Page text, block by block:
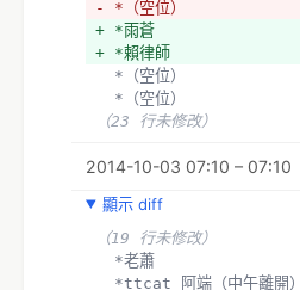
+ *Ronny (提醒：場地更改
+ *kirby (提醒：場地更改
+ *Peggy (但是下午得離
+ *Shelling Ford (提醒：
+ *老蕭 (提醒：場地更改囉
+ *Silva （中午得先走）(
+ *賴律師 (提醒：場地更改
  *（空位）
  *（空位）
（23 行未修改）
- *（空位）
+ *雨蒼
+ *賴律師
  *（空位）
  *（空位）
（23 行未修改）
2014-10-03 07:10 – 07:10
顯示 diff
（19 行未修改）
  *老蕭
  *ttcat 阿端（中午離開）